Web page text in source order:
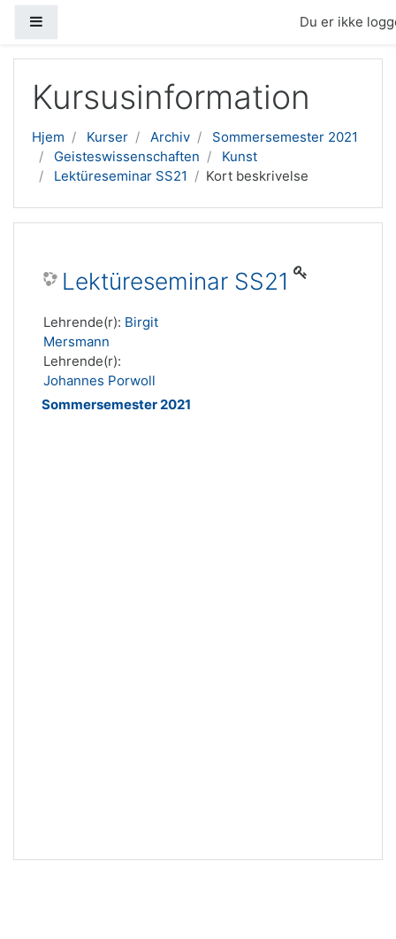
Du er ikke
Kursusinformation
Hjem Kurser Archiv
Sommersemester 2021
Geisteswissenschaften
Kunst
Lektüreseminar SS21
Kort beskrivelse
Lektüreseminar SS21
Lehrende(r): Birgit
Mersmann
Lehrende(r):
Johannes Porwoll
Sommersemester 2021